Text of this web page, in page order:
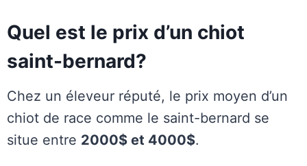
Quel est le prix d’un chiot
saint-bernard?
Chez un éleveur réputé, le prix moyen d’un
chiot de race comme le saint-bernard se
situe entre 2000$ et 4000$.